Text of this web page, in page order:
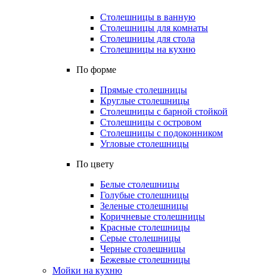
Столешницы в ванную
Столешницы для комнаты
Столешницы для стола
Столешницы на кухню
По форме
Прямые столешницы
Круглые столешницы
Столешницы с барной стойкой
Столешницы с островом
Столешницы с подоконником
Угловые столешницы
По цвету
Белые столешницы
Голубые столешницы
Зеленые столешницы
Коричневые столешницы
Красные столешницы
Серые столешницы
Черные столешницы
Бежевые столешницы
Мойки на кухню